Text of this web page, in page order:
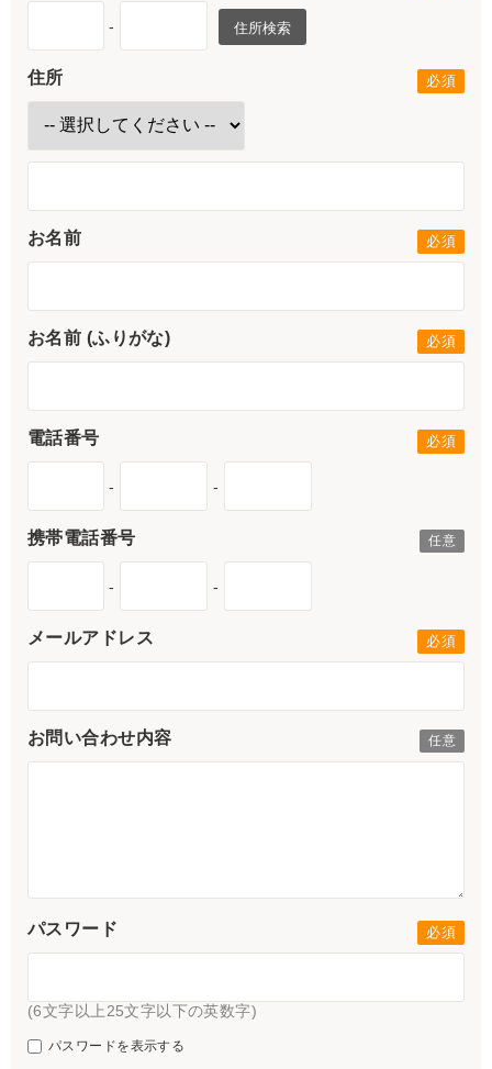
- 住所検索
住所
お名前
お名前 (ふりがな)
電話番号
- -
携帯電話番号
- -
メールアドレス
お問い合わせ内容
パスワード
(6文字以上25文字以下の英数字)
パスワードを表示する